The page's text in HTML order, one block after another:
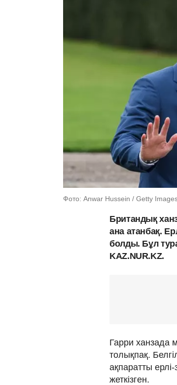
Фото: Anwar Hussein / Getty
Британдық
ана атанбақ.
болды. Бұл
KAZ.NUR.KZ.
Гарри ханзада
толықпақ.
ақпаратты
жеткізген.